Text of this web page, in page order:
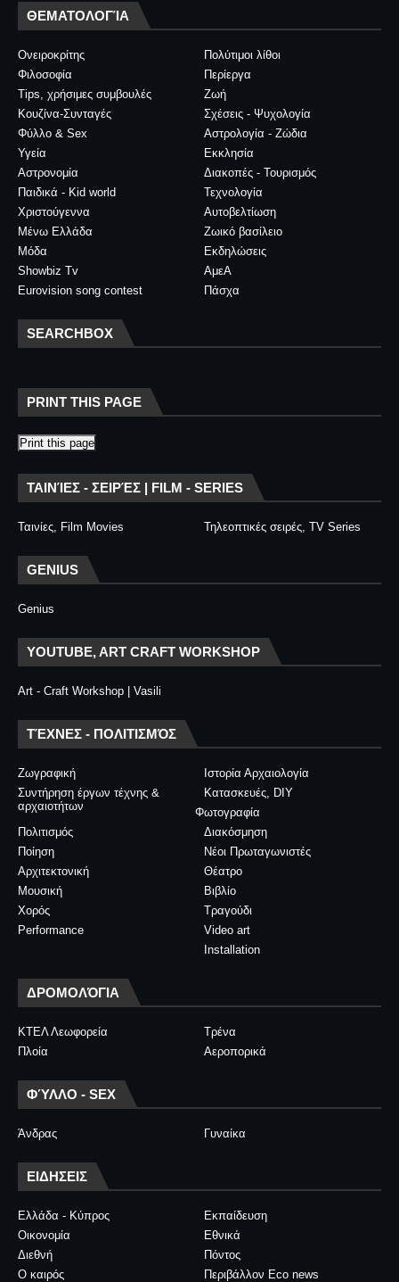
ΘΕΜΑΤΟΛΟΓΊΑ
Ονειροκρίτης
Πολύτιμοι λίθοι
Φιλοσοφία
Περίεργα
Tips, χρήσιμες συμβουλές
Ζωή
Κουζίνα-Συνταγές
Σχέσεις - Ψυχολογία
Φύλλο & Sex
Αστρολογία - Ζώδια
Υγεία
Εκκλησία
Αστρονομία
Διακοπές - Τουρισμός
Παιδικά - Kid world
Τεχνολογία
Χριστούγεννα
Αυτοβελτίωση
Μένω Ελλάδα
Ζωικό βασίλειο
Μόδα
Εκδηλώσεις
Showbiz Tv
ΑμεΑ
Eurovision song contest
Πάσχα
SEARCHBOX
PRINT THIS PAGE
Print this page
ΤΑΙΝΊΕΣ - ΣΕΙΡΈΣ | FILM - SERIES
Ταινίες, Film Movies Τηλεοπτικές σειρές, TV Series
GENIUS
Genius
YOUTUBE, ART CRAFT WORKSHOP
Art - Craft Workshop | Vasili
ΤΈΧΝΕΣ - ΠΟΛΙΤΙΣΜΌΣ
Ζωγραφική
Ιστορία Αρχαιολογία
Συντήρηση έργων τέχνης &
αρχαιοτήτων
Κατασκευές, DIY
Φωτογραφία
Διακόσμηση
Πολιτισμός
Νέοι Πρωταγωνιστές
Ποίηση
Θέατρο
Αρχιτεκτονική
Βιβλίο
Μουσική
Τραγούδι
Χορός
Video art
Performance
Installation
ΔΡΟΜΟΛΌΓΙΑ
ΚΤΕΛ Λεωφορεία
Τρένα
Πλοία
Αεροπορικά
ΦΎΛΛΟ - SEX
Άνδρας Γυναίκα
ΕΙΔΗΣΕΙΣ
Ελλάδα - Κύπρος
Εκπαίδευση
Οικονομία
Εθνικά
Διεθνή
Πόντος
Ο καιρός
Περιβάλλον Eco news